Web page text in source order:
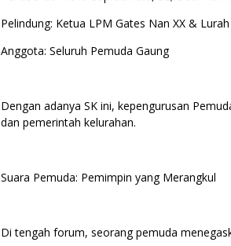
Pelindung: Ketua LPM Gates Nan XX &
Anggota: Seluruh Pemuda Gaung
Dengan adanya SK ini, kepengurusan
dan pemerintah kelurahan.
Suara Pemuda: Pemimpin yang Merangkul
Di tengah forum, seorang pemuda